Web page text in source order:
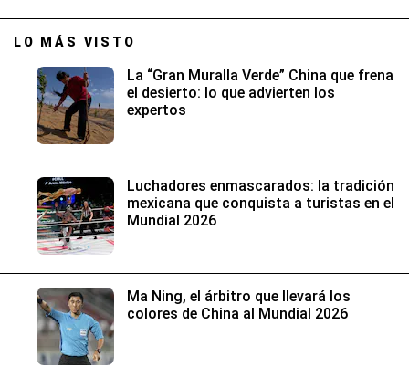
LO MÁS VISTO
La “Gran Muralla Verde” China que frena
el desierto: lo que advierten los
expertos
Luchadores enmascarados: la tradición
mexicana que conquista a turistas en el
Mundial 2026
Ma Ning, el árbitro que llevará los
colores de China al Mundial 2026